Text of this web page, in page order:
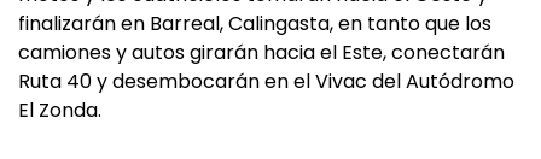
finalizarán en Barreal, Calingasta, en tanto que los
camiones y autos girarán hacia el Este, conectarán
Ruta 40 y desembocarán en el Vivac del Autódromo
El Zonda.